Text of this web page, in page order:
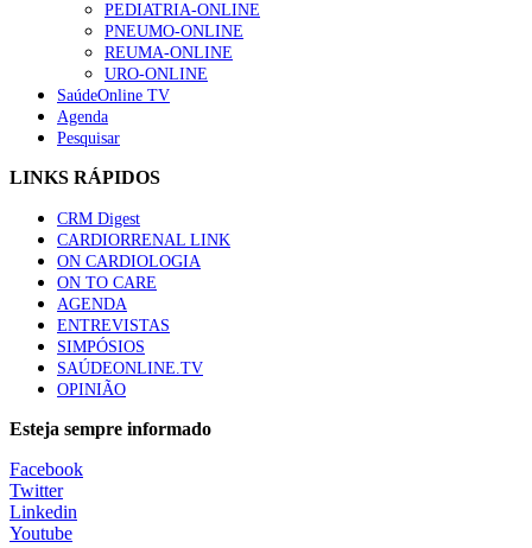
PEDIATRIA-ONLINE
PNEUMO-ONLINE
REUMA-ONLINE
URO-ONLINE
SaúdeOnline TV
Agenda
Pesquisar
LINKS RÁPIDOS
CRM Digest
CARDIORRENAL LINK
ON CARDIOLOGIA
ON TO CARE
AGENDA
ENTREVISTAS
SIMPÓSIOS
SAÚDEONLINE.TV
OPINIÃO
Esteja sempre informado
Facebook
Twitter
Linkedin
Youtube